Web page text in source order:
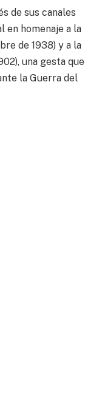
de sus canales
en homenaje a la
de 1938) y a la
una gesta que
la Guerra del